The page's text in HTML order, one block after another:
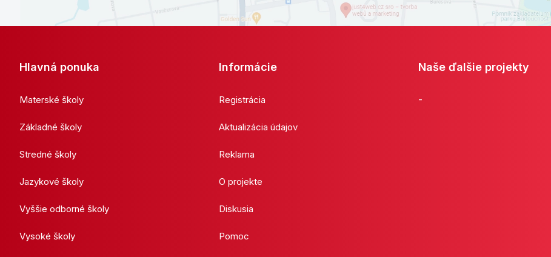
Hlavná ponuka
Materské školy
Základné školy
Stredné školy
Jazykové školy
Vyššie odborné školy
Vysoké školy
Informácie
Registrácia
Aktualizácia údajov
Reklama
O projekte
Diskusia
Pomoc
Naše ďalšie projekty
-